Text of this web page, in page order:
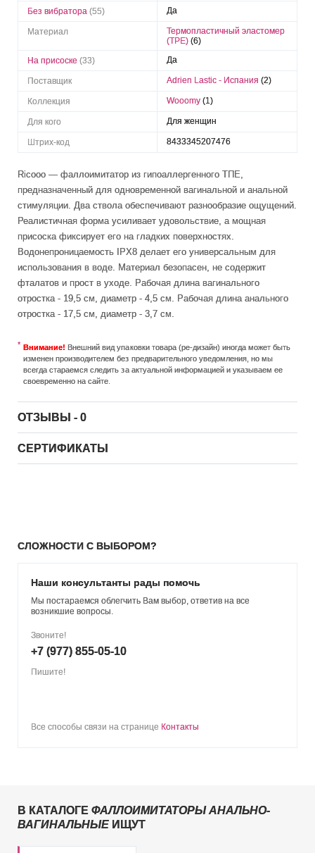
Без вибратора (55) Да
Материал
Термопластичный эластомер
(TPE) (6)
На присоске (33) Да
Поставщик Adrien Lastic - Испания (2)
Коллекция Wooomy (1)
Для кого Для женщин
Штрих-код 8433345207476
Ricooo — фаллоимитатор из гипоаллергенного ТПЕ,
предназначенный для одновременной вагинальной и анальной
стимуляции. Два ствола обеспечивают разнообразие ощущений.
Реалистичная форма усиливает удовольствие, а мощная
присоска фиксирует его на гладких поверхностях.
Водонепроницаемость IPX8 делает его универсальным для
использования в воде. Материал безопасен, не содержит
фталатов и прост в уходе. Рабочая длина вагинального
отростка - 19,5 см, диаметр - 4,5 см. Рабочая длина анального
отростка - 17,5 см, диаметр - 3,7 см.
Внимание! Внешний вид упаковки товара (ре-дизайн) иногда может быть
изменен производителем без предварительного уведомления, но мы
всегда стараемся следить за актуальной информацией и указываем ее
своевременно на сайте.
ОТЗЫВЫ - 0
СЕРТИФИКАТЫ
СЛОЖНОСТИ С ВЫБОРОМ?
Наши консультанты рады помочь
Мы постараемся облегчить Вам выбор, ответив на все
возникшие вопросы.
Звоните!
+7 (977) 855-05-10
Пишите!
Все способы связи на странице Контакты
В КАТАЛОГЕ ФАЛЛОИМИТАТОРЫ АНАЛЬНО-
ВАГИНАЛЬНЫЕ ИЩУТ